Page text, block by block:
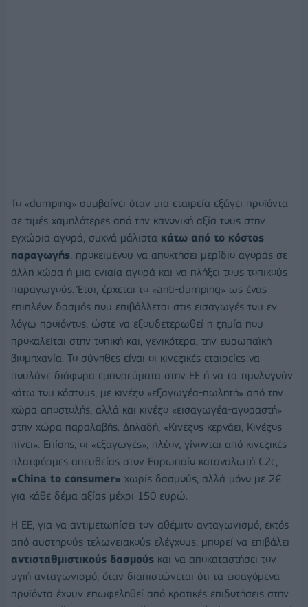
Το «dumping» συμβαίνει όταν μια εταιρεία εξάγει προϊόντα
σε τιμές χαμηλότερες από την κανονική αξία τους στην
εγχώρια αγορά, συχνά μάλιστα κάτω από το κόστος
παραγωγής, προκειμένου να αποκτήσει μερίδιο αγοράς σε
άλλη χώρα ή μια ενιαία αγορά και να πλήξει τους τοπικούς
παραγωγούς. Έτσι, έρχεται το «anti-dumping» ως ένας
επιπλέον δασμός που επιβάλλεται στις εισαγωγές του εν
λόγω προϊόντος, ώστε να εξουδετερωθεί η ζημία που
προκαλείται στην τοπική και, γενικότερα, την ευρωπαϊκή
βιομηχανία. Το σύνηθες είναι οι κινεζικές εταιρείες να
πουλάνε διάφορα εμπορεύματα στην ΕΕ ή να τα τιμολογούν
κάτω του κόστους, με κινέζο «εξαγωγέα-πωλητή» από την
χώρα αποστολής, αλλά και κινέζο «εισαγωγέα-αγοραστή»
στην χώρα παραλαβής. Δηλαδή, «Κινέζος κερνάει, Κινέζος
πίνει». Επίσης, οι «εξαγωγές», πλέον, γίνονται από κινεζικές
πλατφόρμες απευθείας στον Ευρωπαίο καταναλωτή C2c,
«China to consumer» χωρίς δασμούς, αλλά μόνο με 2€
για κάθε δέμα αξίας μέχρι 150 ευρώ.
Η ΕΕ, για να αντιμετωπίσει τον αθέμιτο ανταγωνισμό, εκτός
από αυστηρούς τελωνειακούς ελέγχους, μπορεί να επιβάλει
αντισταθμιστικούς δασμούς και να αποκαταστήσει τον
υγιή ανταγωνισμό, όταν διαπιστώνεται ότι τα εισαγόμενα
προϊόντα έχουν επωφεληθεί από κρατικές επιδοτήσεις στην